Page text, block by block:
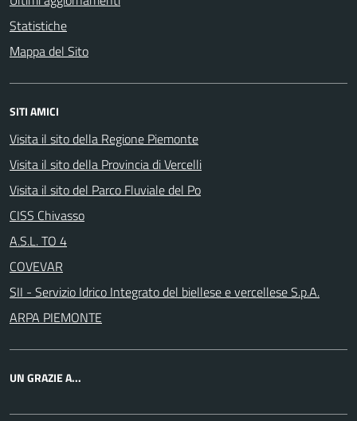
Statistiche
Mappa del Sito
SITI AMICI
Visita il sito della Regione Piemonte
Visita il sito della Provincia di Vercelli
Visita il sito del Parco Fluviale del Po
CISS Chivasso
A.S.L. TO 4
COVEVAR
SII - Servizio Idrico Integrato del biellese e vercellese S.p.A.
ARPA PIEMONTE
UN GRAZIE A...